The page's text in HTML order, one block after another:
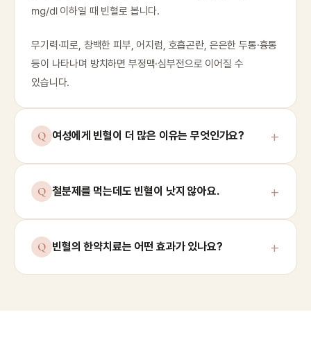
㎎/㎗ 이하일 때 빈혈로 봅니다.
무기력·피로, 창백한 피부, 어지럼, 호흡곤란, 은은한 두통·흉통
등이 나타나며 방치하면 부정맥·심부전으로 이어질 수
있습니다.
여성에게 빈혈이 더 많은 이유는 무엇인가요?
철분제를 먹는데도 빈혈이 낫지 않아요.
빈혈의 한약치료는 어떤 효과가 있나요?